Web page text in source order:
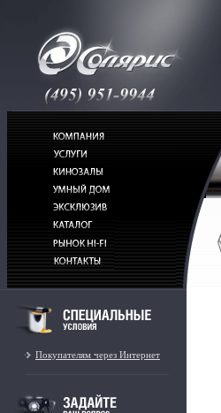
Покупателям через Интернет